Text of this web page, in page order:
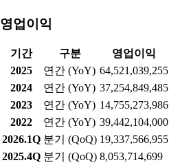
영업이익
기간 구분 영업이익
2025
연간 (YoY) 64,521,039,255
2024
연간 (YoY) 37,254,849,485
2023
연간 (YoY) 14,755,273,986
2022
연간 (YoY) 39,442,104,000
2026.1Q 분기 (QoQ) 19,337,566,955
2025.4Q 분기 (QoQ) 8,053,714,699